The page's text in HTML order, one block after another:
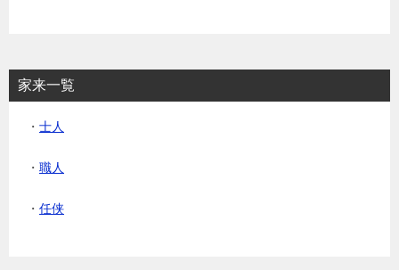
家来一覧
・ 士人
・ 職人
・ 任侠